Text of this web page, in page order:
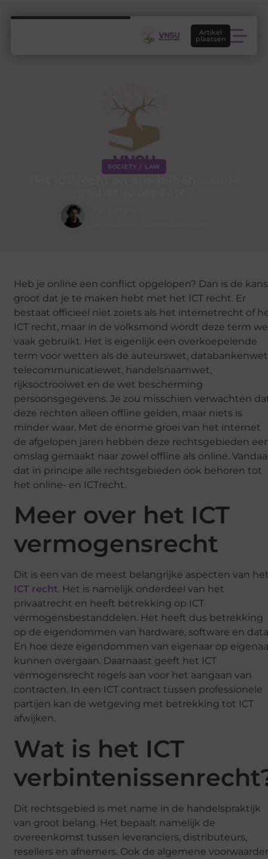
Artikel
plaatsen
SOCIETY / LAW
Heb je online een conflict opgelopen? Dan is de kans
groot dat je te maken hebt met het ICT recht. Er
bestaat officieel niet zoiets als het internetrecht of
ICT recht, maar in de volksmond wordt deze term
vaak gebruikt. Het is eigenlijk een overkoepelende
term voor wetten als de auteurswet,
telecommunicatiewet, handelsnaamwet,
rijksoctrooiwet en de wet bescherming
persoonsgegevens. Je zou misschien verwachten
deze rechten alleen offline gelden, maar niets is
minder waar. Met de enorme groei van het internet
de afgelopen jaren hebben deze rechtsgebieden
omslag gemaakt naar zowel offline als online.
dat in principe alle rechtsgebieden ook behoren tot
het online- en ICTrecht.
Meer over het ICT
vermogensrecht
Dit is een van de meest belangrijke aspecten van
ICT recht. Het is namelijk onderdeel van het
privaatrecht en heeft betrekking op ICT
vermogensbestanddelen. Het heeft dus betrekking
op de eigendommen van hardware, software en
En hoe deze eigendommen van eigenaar op
kunnen overgaan. Daarnaast geeft het ICT
vermogensrecht regels aan voor het aangaan van
contracten. In een ICT contract tussen professionele
partijen kan de wetgeving met betrekking tot ICT
afwijken.
Wat is het ICT
Dit rechtsgebied is met name in de handelspraktijk
van groot belang. Het bepaalt namelijk de
overeenkomst tussen leveranciers, distributeurs,
resellers en afnemers. Ook de algemene